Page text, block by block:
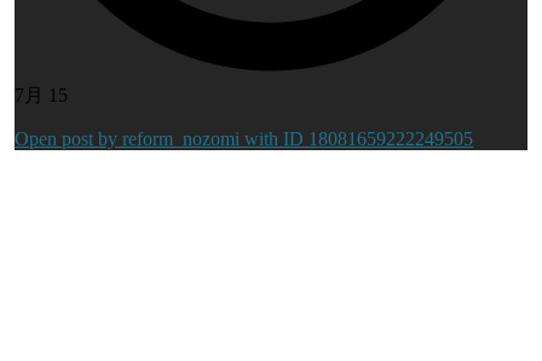
7月 15
Open post by reform_nozomi with ID 18081659222249505